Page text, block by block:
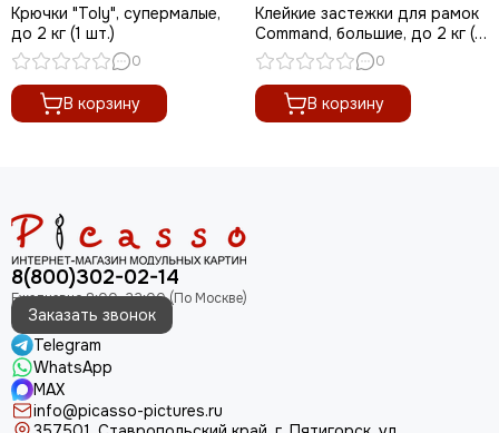
Крючки "Toly", супермалые,
до 2 кг (1 шт.)
0
В корзину
Клейкие застежки для рамок
Command, большие, до 2 кг (1
шт.)
0
В корзину
8(800)302-02-14
Заказать звонок
Telegram
WhatsApp
MAX
info@picasso-pictures.ru